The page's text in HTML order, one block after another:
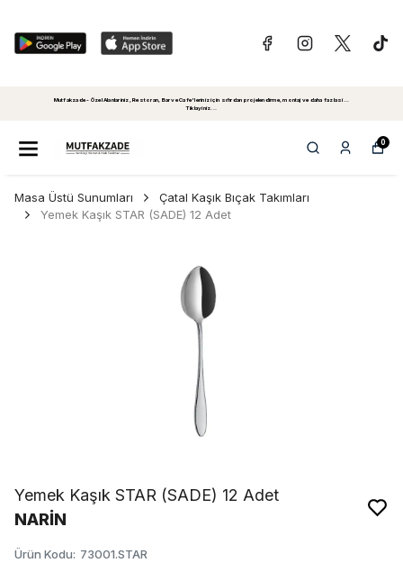
Mutfakzade - Özel Alanlariniz, Restoran, Bar ve Cafe'leriniz için sıfırdan projelendirme, montaj ve daha fazlasi...
Tiklayiniz...
0
Masa Üstü Sunumları
Çatal Kaşık Bıçak Takımları
Yemek Kaşık STAR (SADE) 12 Adet
Yemek Kaşık STAR (SADE) 12 Adet
NARİN
Ürün Kodu: 73001.STAR